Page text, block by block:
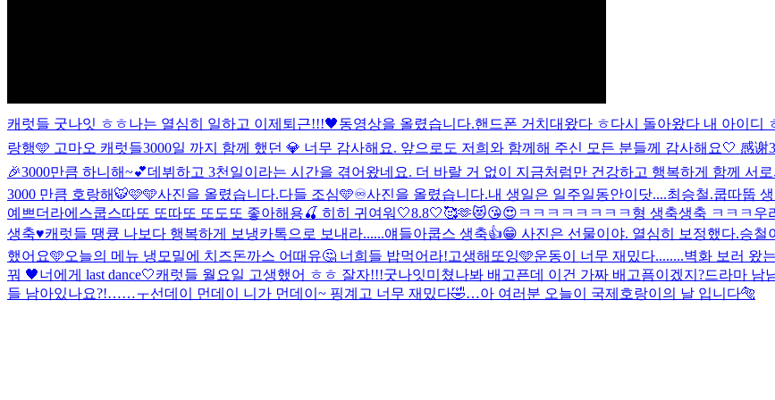
캐럿들 굿나잇 ㅎㅎ나는 열심히 일하고 이제퇴근!!!🖤동영상을 올렸습니다.핸드폰 거치대왔다 ㅎ다시 돌아왔다 내 아이디
랑행🩵 고마오 캐럿들3000일 까지 함께 했던 💎 너무 감사해요. 앞으로도 저희와 함께해 주신 모든 분들께 감사해요🤍 感
🎉3000만큼 하니해~💕데뷔하고 3천일이라는 시간을 겪어왔네요. 더 바랄 거 없이 지금처럼만 건강하고 행복하게 함께 서
3000 만큼 호랑해🐯🩷🩵사진을 올렸습니다.다들 조심🩵♾️사진을 올렸습니다.내 생일은 일주일동안이닷....최승철.쿱따뚭
예쁘더라에스쿱스따또 또따또 또도또 좋아해용🍒 히히 귀여워 🤍8.8🤍🥰🫶😻😘😍 ㅋㅋㅋㅋㅋㅋㅋㅋ형 생축생축 ㅋㅋㅋ 우
생축♥️캐럿들 땡큥 나보다 행복하게 보냉카톡으로 보내라......얘들아쿱스 생축👍😁 사진은 선물이야. 열심히 보정했다.승철
했어요🩵오늘의 메뉴 냉모밀에 치즈돈까스 어때유🤔 너희들 밥먹어라!고생해또잉🩵운동이 너무 재밌다........벽화 보러 왔
꿔 🖤너에게 last dance🤍캐럿들 월요일 고생했어 ㅎㅎ 잘자!!!굿나잇미쳤나봐 배고픈데 이건 가짜 배고픔이겠지?드라마 남
들 남아있나요?!……ㅜ선데이 먼데이 니가 먼데이~ 핑계고 너무 재밌다🤣…아 여러분 오늘이 국제호랑이의 날 입니다🐅